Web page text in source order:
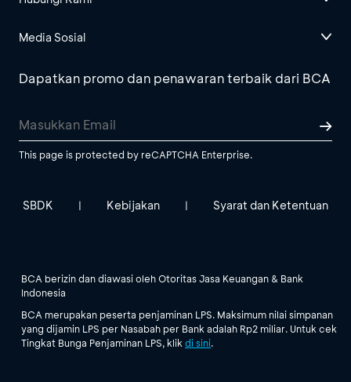
Media Sosial
Dapatkan promo dan penawaran terbaik dari BCA
This page is protected by reCAPTCHA Enterprise.
SBDK | Kebijakan | Syarat dan Ketentuan
BCA berizin dan diawasi oleh Otoritas Jasa Keuangan & Bank
Indonesia
BCA merupakan peserta penjaminan LPS. Maksimum nilai simpanan
yang dijamin LPS per Nasabah per Bank adalah Rp2 miliar. Untuk cek
Tingkat Bunga Penjaminan LPS, klik di sini.